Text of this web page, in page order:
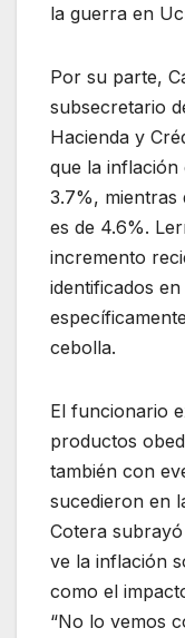
la guerra en
Por su parte,
subsecretario
Hacienda y
que la inflación
3.7%, mientras
es de 4.6%.
incremento
identificados
cebolla.
El funcionario
productos
también con
sucedieron en
Cotera
ve la inflación
como el
“No lo vemos